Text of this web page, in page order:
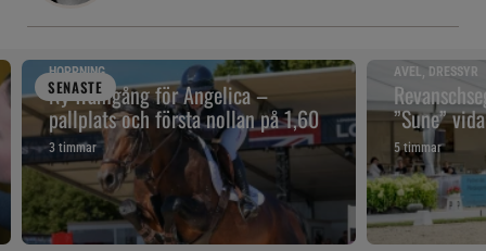
SENASTE
HOPPNING
Ny framgång för Angelica –
pallplats och första nollan på 1,60
3 timmar
AVEL, DRESSYR
”Sune”
5 timmar